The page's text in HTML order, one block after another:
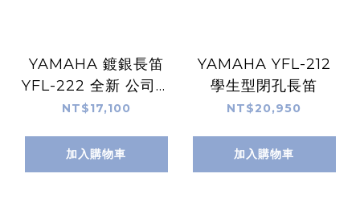
YAMAHA 鍍銀長笛
YFL-222 全新 公司貨
YFL222
NT$17,100
加入購物車
YAMAHA YFL-212
學生型閉孔長笛
NT$20,950
加入購物車